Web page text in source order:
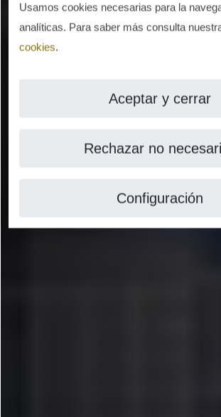
Usamos cookies necesarias para la
analíticas. Para saber más consulta
cookies.
Aceptar y cerrar
Rechazar no
Configuración